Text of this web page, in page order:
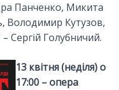
Панченко, Микита
Володимир Кутузов,
Сергій Голубничий.
13 квітня (неділя) о
17:00 – опера